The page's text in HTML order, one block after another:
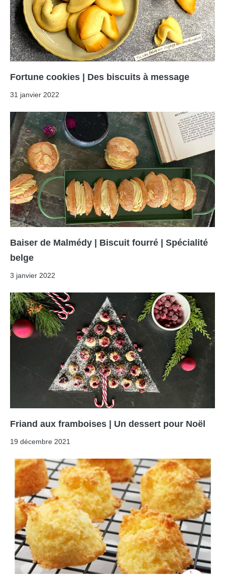
Fortune cookies | Des biscuits à message
31 janvier 2022
Baiser de Malmédy | Biscuit fourré | Spécialité
belge
3 janvier 2022
Friand aux framboises | Un dessert pour Noël
19 décembre 2021